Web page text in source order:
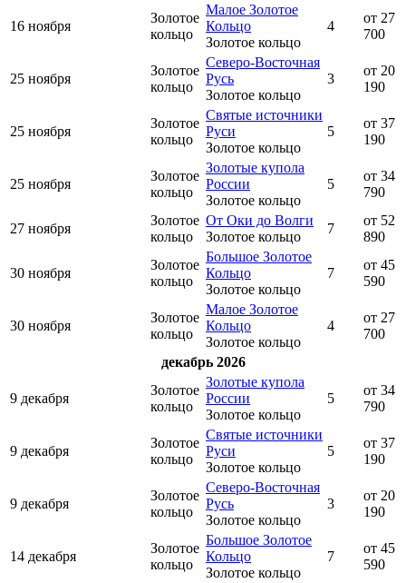
16 ноября
Золотое
кольцо
Малое Золотое
Кольцо
Золотое кольцо
4
от 27
700
25 ноября
Золотое
кольцо
Северо-Восточная
Русь
Золотое кольцо
3
от 20
190
25 ноября
Золотое
кольцо
Святые источники
Руси
Золотое кольцо
5
от 37
190
25 ноября
Золотое
кольцо
Золотые купола
России
Золотое кольцо
5
от 34
790
27 ноября
Золотое
кольцо
От Оки до Волги
Золотое кольцо
7
от 52
890
30 ноября
Золотое
кольцо
Большое Золотое
Кольцо
Золотое кольцо
7
от 45
590
30 ноября
Золотое
кольцо
Малое Золотое
Кольцо
Золотое кольцо
4
от 27
700
декабрь 2026
9 декабря
Золотое
кольцо
Золотые купола
России
Золотое кольцо
5
от 34
790
9 декабря
Золотое
кольцо
Святые источники
Руси
Золотое кольцо
5
от 37
190
9 декабря
Золотое
кольцо
Северо-Восточная
Русь
Золотое кольцо
3
от 20
190
14 декабря
Золотое
кольцо
Большое Золотое
Кольцо
Золотое кольцо
7
от 45
590